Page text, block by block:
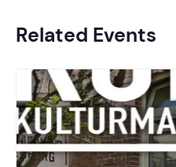
Related Events